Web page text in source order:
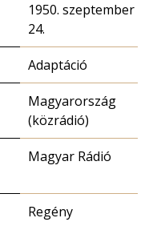
1950. szeptember
24.
Adaptáció
Magyarország
(közrádió)
Magyar Rádió
Regény